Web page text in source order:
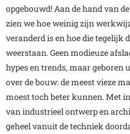
opgebouwd! Aan de hand van
zien we hoe weinig zijn
veranderd is en hoe die tegelijk
weerstaan. Geen modieuze
hypes en trends, maar geboren
over de bouw: de meest vieze
moest toch beter kunnen. Met
van industrieel ontwerp en
geheel vanuit de techniek